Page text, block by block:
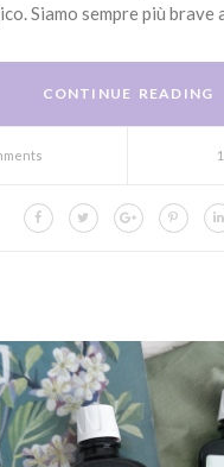
Siamo sempre più brave
CONTINUE READING